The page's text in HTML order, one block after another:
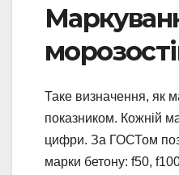
Таке визначення, як
показником. Кожній
цифри. За ГОСТом
марки бетону: f50,